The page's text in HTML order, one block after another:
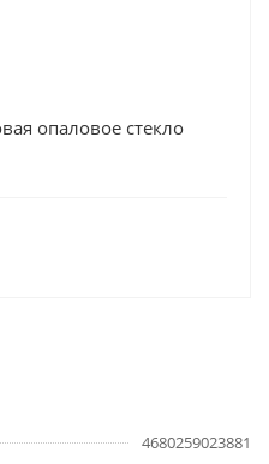
опаловое стекло
4680259023881